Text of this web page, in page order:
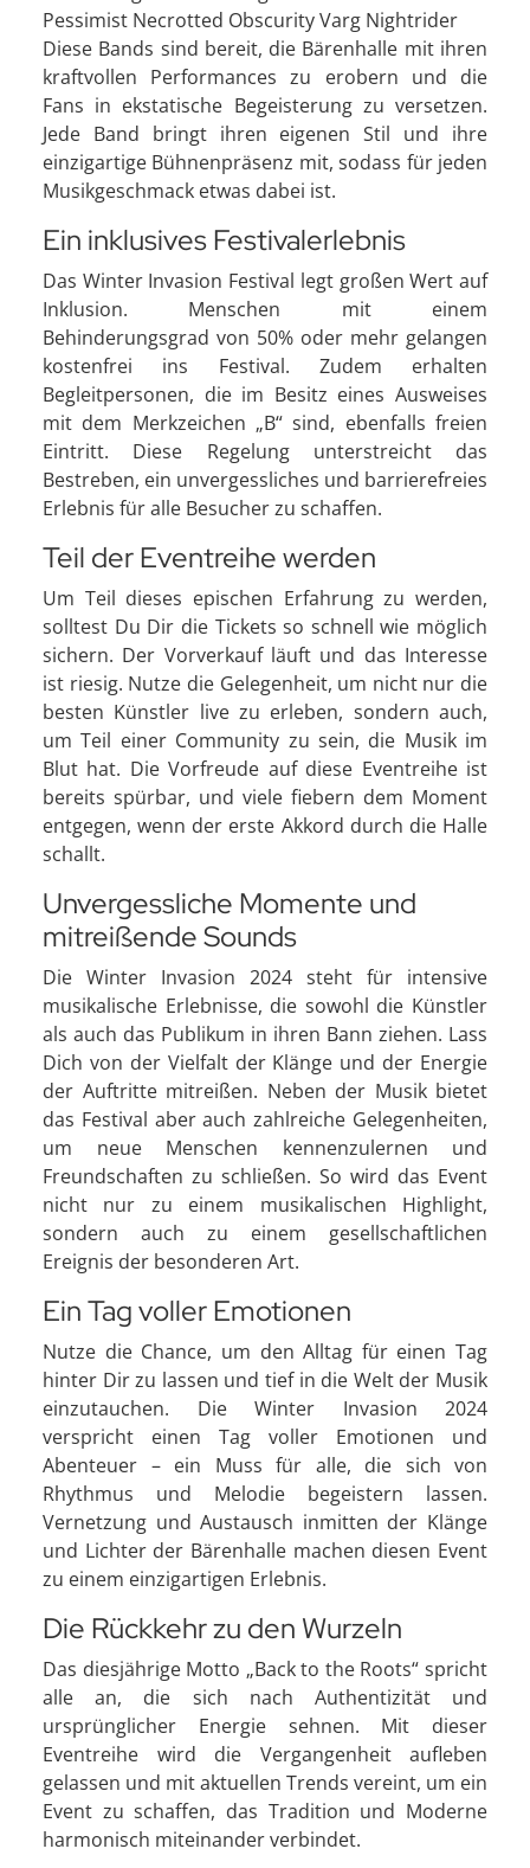
Pessimist Necrotted Obscurity Varg Nightrider
Diese Bands sind bereit, die Bärenhalle mit ihren
kraftvollen Performances zu erobern und die
Fans in ekstatische Begeisterung zu versetzen.
Jede Band bringt ihren eigenen Stil und ihre
einzigartige Bühnenpräsenz mit, sodass für jeden
Musikgeschmack etwas dabei ist.
Ein inklusives Festivalerlebnis
Das Winter Invasion Festival legt großen Wert auf
Inklusion. Menschen mit einem
Behinderungsgrad von 50% oder mehr gelangen
kostenfrei ins Festival. Zudem erhalten
Begleitpersonen, die im Besitz eines Ausweises
mit dem Merkzeichen „B“ sind, ebenfalls freien
Eintritt. Diese Regelung unterstreicht das
Bestreben, ein unvergessliches und barrierefreies
Erlebnis für alle Besucher zu schaffen.
Teil der Eventreihe werden
Um Teil dieses epischen Erfahrung zu werden,
solltest Du Dir die Tickets so schnell wie möglich
sichern. Der Vorverkauf läuft und das Interesse
ist riesig. Nutze die Gelegenheit, um nicht nur die
besten Künstler live zu erleben, sondern auch,
um Teil einer Community zu sein, die Musik im
Blut hat. Die Vorfreude auf diese Eventreihe ist
bereits spürbar, und viele fiebern dem Moment
entgegen, wenn der erste Akkord durch die Halle
schallt.
Unvergessliche Momente und
mitreißende Sounds
Die Winter Invasion 2024 steht für intensive
musikalische Erlebnisse, die sowohl die Künstler
als auch das Publikum in ihren Bann ziehen. Lass
Dich von der Vielfalt der Klänge und der Energie
der Auftritte mitreißen. Neben der Musik bietet
das Festival aber auch zahlreiche Gelegenheiten,
um neue Menschen kennenzulernen und
Freundschaften zu schließen. So wird das Event
nicht nur zu einem musikalischen Highlight,
sondern auch zu einem gesellschaftlichen
Ereignis der besonderen Art.
Ein Tag voller Emotionen
Nutze die Chance, um den Alltag für einen Tag
hinter Dir zu lassen und tief in die Welt der Musik
einzutauchen. Die Winter Invasion 2024
verspricht einen Tag voller Emotionen und
Abenteuer – ein Muss für alle, die sich von
Rhythmus und Melodie begeistern lassen.
Vernetzung und Austausch inmitten der Klänge
und Lichter der Bärenhalle machen diesen Event
zu einem einzigartigen Erlebnis.
Die Rückkehr zu den Wurzeln
Das diesjährige Motto „Back to the Roots“ spricht
alle an, die sich nach Authentizität und
ursprünglicher Energie sehnen. Mit dieser
Eventreihe wird die Vergangenheit aufleben
gelassen und mit aktuellen Trends vereint, um ein
Event zu schaffen, das Tradition und Moderne
harmonisch miteinander verbindet.